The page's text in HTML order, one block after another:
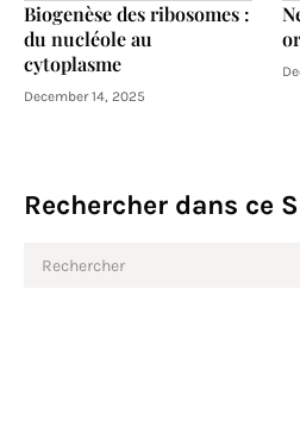
Biogenèse des ribosomes :
du nucléole au
cytoplasme
December 14, 2025
Rechercher dans ce